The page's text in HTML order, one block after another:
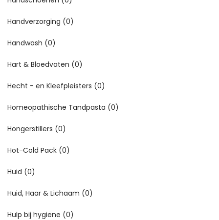
Handverzorging (0)
Handwash (0)
Hart & Bloedvaten (0)
Hecht - en Kleefpleisters (0)
Homeopathische Tandpasta (0)
Hongerstillers (0)
Hot-Cold Pack (0)
Huid (0)
Huid, Haar & Lichaam (0)
Hulp bij hygiëne (0)